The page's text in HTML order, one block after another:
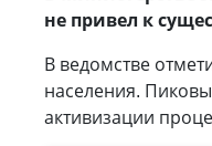
не привел к
В ведомстве
населения.
активизации